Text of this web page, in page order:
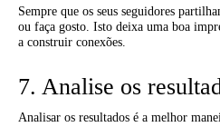
Sempre que os seus seguidores
ou faça gosto. Isto deixa uma boa
a construir conexões.
7. Analise os
Analisar os resultados é a melhor